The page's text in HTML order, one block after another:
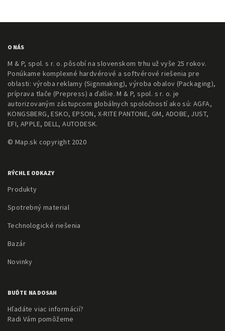
O NÁS
M & P, spol. s r. o. pôsobí na slovenskom trhu už vyše 25 rokov.
Ponúkame komplexné hardvérové a softvérové riešenia pre
oblasti: výroba reklamy (Signmaking), výroba obalov (Packaging),
príprava tlače (Prepress) a ďalšie. M & P, spol. s r. o. je
autorizovaným zástupcom globálnych spoločností ako sú: AGFA,
KONGSBERG, ESKO, EPSON, X-RITE PANTONE, GM, ADOBE, JUST,
EFI, APPLE, DELL, AUTODESK.
© Map.sk copyright 2020
RÝCHLE ODKAZY
Produkty
Spotrebný material
Technologické riešenia
Bazár
Novinky
BUĎTE NA DOSAH
Hľadáte viac informácií?
Radi Vám pomôžeme